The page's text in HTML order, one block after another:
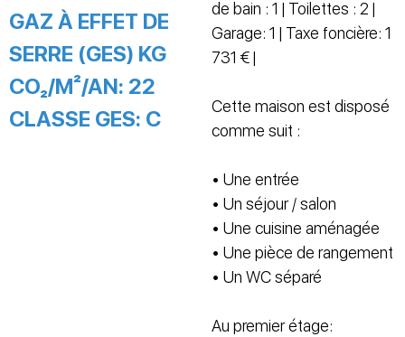
GAZ À EFFET DE
SERRE (GES) KG
CO₂/M²/AN: 22
CLASSE GES: C
de bain : 1 | Toilettes : 2 |
Garage: 1 | Taxe foncière: 1
731 € |
Cette maison est disposé
comme suit :
• Une entrée
• Un séjour / salon
• Une cuisine aménagée
• Une pièce de rangement
• Un WC séparé
Au premier étage: